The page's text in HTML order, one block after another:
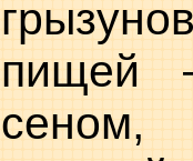
пищей